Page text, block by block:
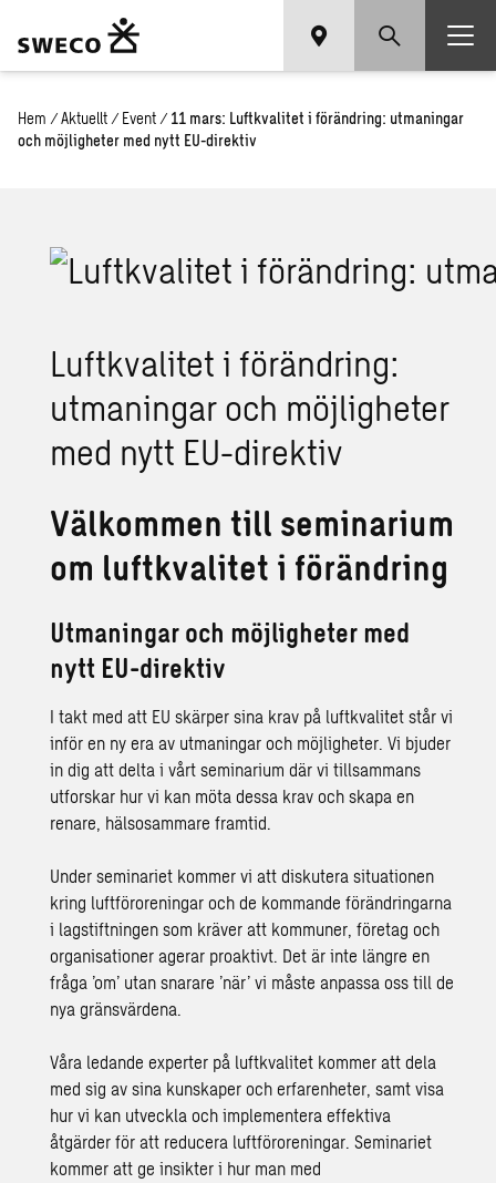
Hem / Aktuellt / Event / 11 mars: Luftkvalitet i förändring: utmaningar
och möjligheter med nytt EU-direktiv
Luftkvalitet i förändring:
utmaningar och möjligheter
med nytt EU-direktiv
Välkommen till seminarium
om luftkvalitet i förändring
Utmaningar och möjligheter med
nytt EU-direktiv
I takt med att EU skärper sina krav på luftkvalitet står vi
inför en ny era av utmaningar och möjligheter. Vi bjuder
in dig att delta i vårt seminarium där vi tillsammans
utforskar hur vi kan möta dessa krav och skapa en
renare, hälsosammare framtid.
Under seminariet kommer vi att diskutera situationen
kring luftföroreningar och de kommande förändringarna
i lagstiftningen som kräver att kommuner, företag och
organisationer agerar proaktivt. Det är inte längre en
fråga ’om’ utan snarare ’när’ vi måste anpassa oss till de
nya gränsvärdena.
Våra ledande experter på luftkvalitet kommer att dela
med sig av sina kunskaper och erfarenheter, samt visa
hur vi kan utveckla och implementera effektiva
åtgärder för att reducera luftföroreningar. Seminariet
kommer att ge insikter i hur man med